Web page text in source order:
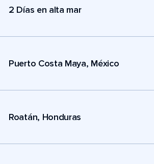
2 Días en alta mar
Puerto Costa Maya, México
Roatán, Honduras